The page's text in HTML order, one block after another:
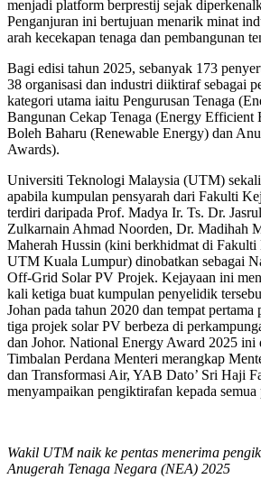
menjadi platform berprestij sejak
Penganjuran ini bertujuan menarik minat
arah kecekapan tenaga dan pembangunan
Bagi edisi tahun 2025, sebanyak 173
38 organisasi dan industri diiktiraf sebagai
kategori utama iaitu Pengurusan Tenaga
Bangunan Cekap Tenaga (Energy Efficient
Boleh Baharu (Renewable Energy) dan
Awards).
Universiti Teknologi Malaysia (UTM) sekali
apabila kumpulan pensyarah dari Fakulti
terdiri daripada Prof. Madya Ir. Ts. Dr.
Zulkarnain Ahmad Noorden, Dr. Madihah
Maherah Hussin (kini berkhidmat di Fakulti
UTM Kuala Lumpur) dinobatkan sebagai
Off-Grid Solar PV Projek. Kejayaan ini
kali ketiga buat kumpulan penyelidik
Johan pada tahun 2020 dan tempat
tiga projek solar PV berbeza di
dan Johor. National Energy Award 2025 ini
Timbalan Perdana Menteri merangkap
dan Transformasi Air, YAB Dato’ Sri Haji
menyampaikan pengiktirafan kepada semua
Wakil UTM naik ke pentas menerima
Anugerah Tenaga Negara (NEA) 2025